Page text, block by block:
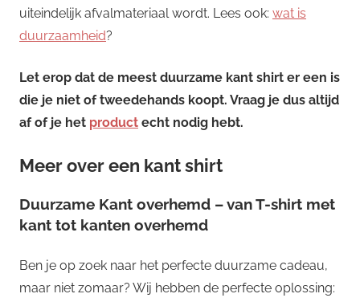
uiteindelijk afvalmateriaal wordt. Lees ook: wat is
duurzaamheid?
Let erop dat de meest duurzame kant shirt er een is
die je niet of tweedehands koopt. Vraag je dus altijd
af of je het product echt nodig hebt.
Meer over een kant shirt
Duurzame Kant overhemd – van T-shirt met
kant tot kanten overhemd
Ben je op zoek naar het perfecte duurzame cadeau,
maar niet zomaar? Wij hebben de perfecte oplossing: